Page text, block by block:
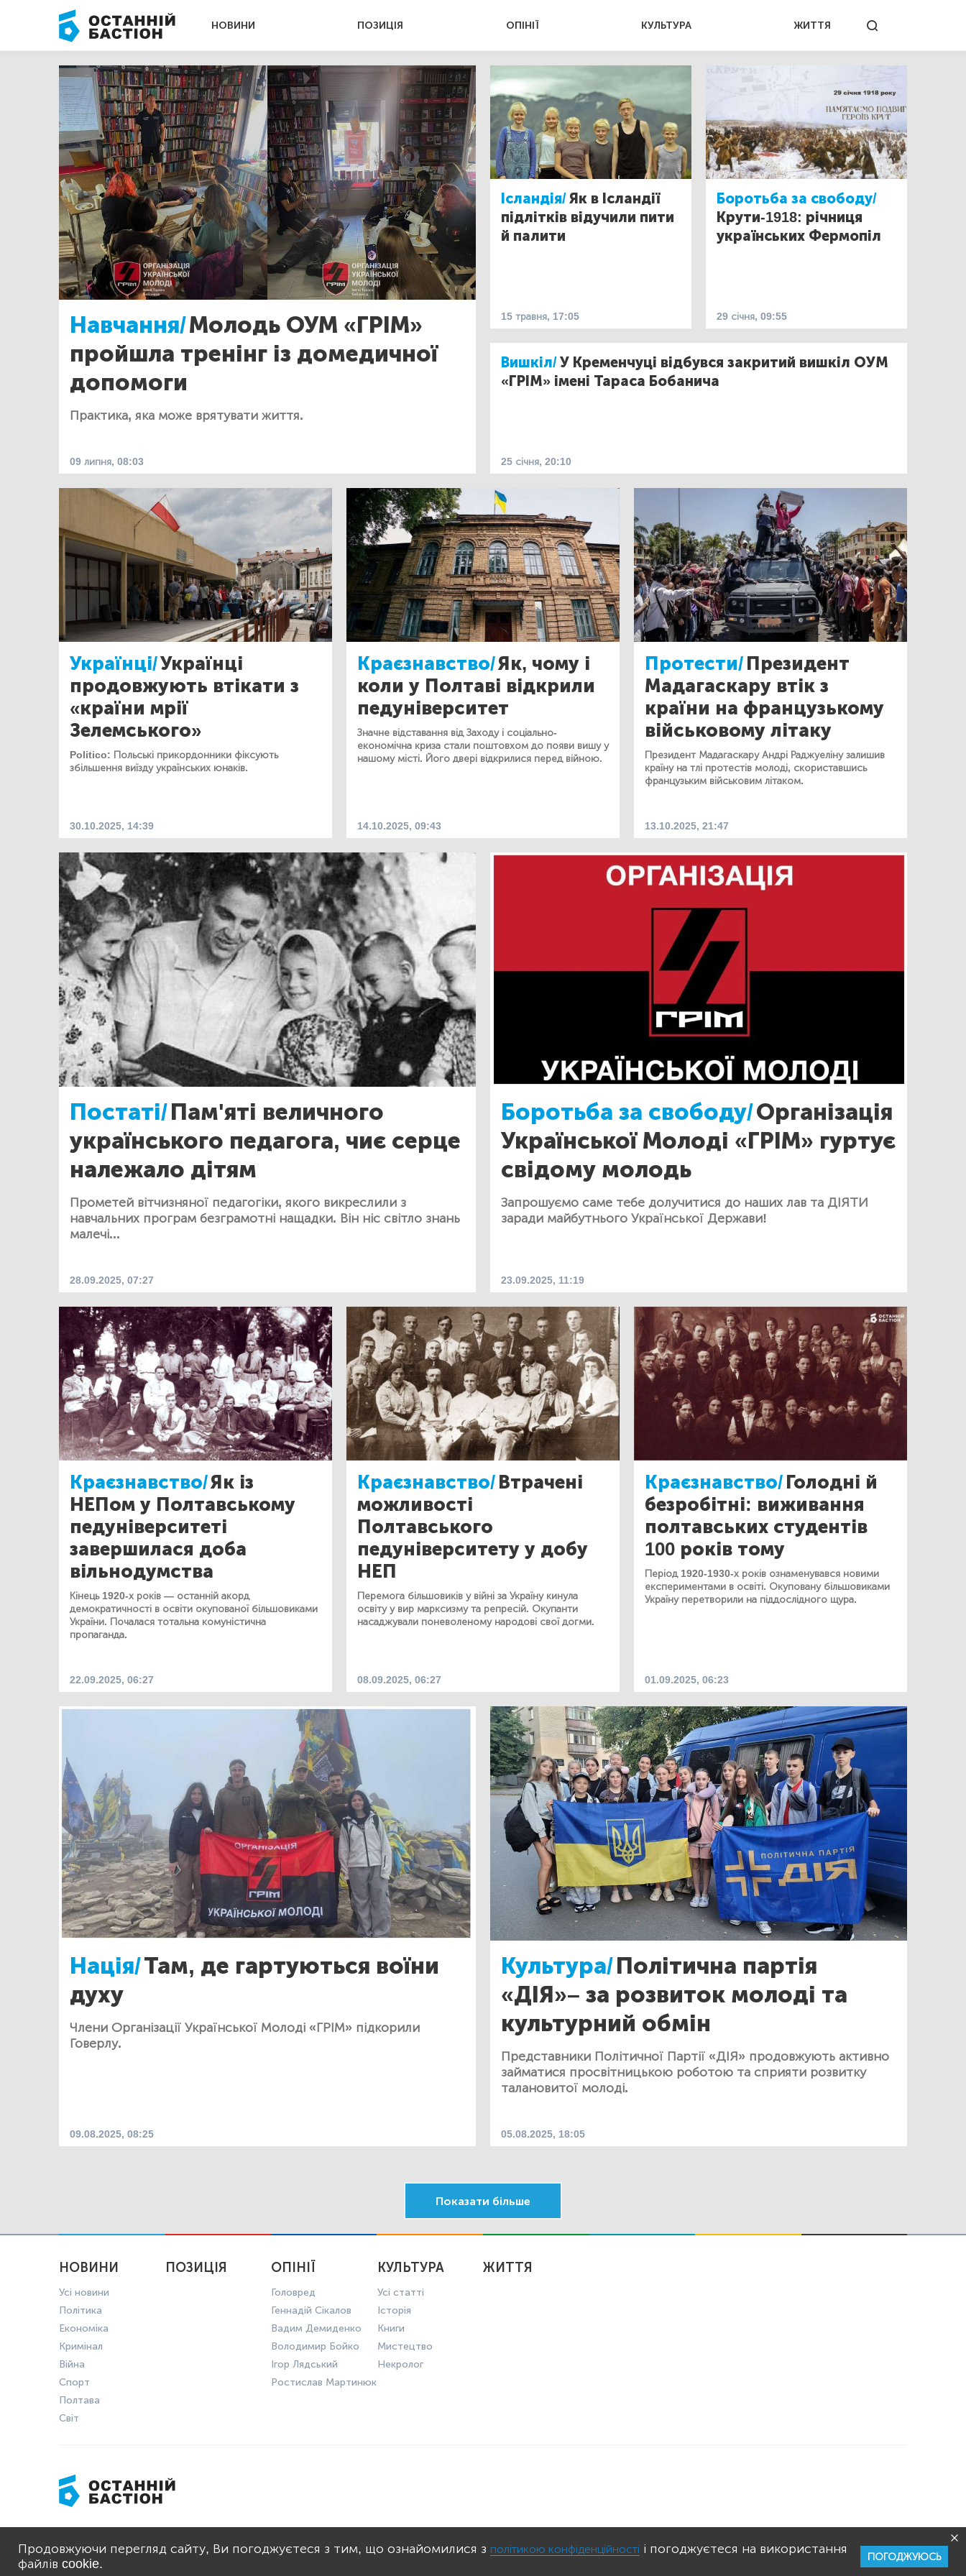
НОВИНИ ПОЗИЦІЯ ОПІНІЇ КУЛЬТУРА ЖИТТЯ
Навчання/Молодь ОУМ «ГРІМ»
пройшла тренінг із домедичної
допомоги
Практика, яка може врятувати життя.
09 липня, 08:03
Ісландія/Як в Ісландії
підлітків відучили пити
й палити
15 травня, 17:05
Боротьба за свободу/
Крути-1918: річниця
українських Фермопіл
29 січня, 09:55
Вишкіл/У Кременчуці відбувся закритий вишкіл ОУМ
«ГРІМ» імені Тараса Бобанича
25 січня, 20:10
Українці/Українці
продовжують втікати з
«країни мрії
Зелемського»
Politico: Польські прикордонники фіксують
збільшення виїзду українських юнаків.
30.10.2025, 14:39
Краєзнавство/Як, чому і
коли у Полтаві відкрили
педуніверситет
Значне відставання від Заходу і соціально-
економічна криза стали поштовхом до появи вишу у
нашому місті. Його двері відкрилися перед війною.
14.10.2025, 09:43
Протести/Президент
Мадагаскару втік з
країни на французькому
військовому літаку
Президент Мадагаскару Андрі Раджуеліну залишив
країну на тлі протестів молоді, скориставшись
французьким військовим літаком.
13.10.2025, 21:47
Постаті/Пам'яті величного
українського педагога, чиє серце
належало дітям
Прометей вітчизняної педагогіки, якого викреслили з
навчальних програм безграмотні нащадки. Він ніс світло знань
малечі...
28.09.2025, 07:27
Боротьба за свободу/Організація
Української Молоді «ГРІМ» гуртує
свідому молодь
Запрошуємо саме тебе долучитися до наших лав та ДІЯТИ
заради майбутнього Української Держави!
23.09.2025, 11:19
Краєзнавство/Як із
НЕПом у Полтавському
педуніверситеті
завершилася доба
вільнодумства
Кінець 1920-х років — останній акорд
демократичності в освіти окупованої більшовиками
України. Почалася тотальна комуністична
пропаганда.
22.09.2025, 06:27
Краєзнавство/Втрачені
можливості
Полтавського
педуніверситету у добу
НЕП
Перемога більшовиків у війні за Україну кинула
освіту у вир марксизму та репресій. Окупанти
насаджували поневоленому народові свої догми.
08.09.2025, 06:27
Краєзнавство/Голодні й
безробітні: виживання
полтавських студентів
100 років тому
Період 1920-1930-х років ознаменувався новими
експериментами в освіті. Окуповану більшовиками
Україну перетворили на піддослідного щура.
01.09.2025, 06:23
Нація/Там, де гартуються воїни
духу
Члени Організації Української Молоді «ГРІМ» підкорили
Говерлу.
09.08.2025, 08:25
Культура/Політична партія
«ДІЯ»– за розвиток молоді та
культурний обмін
Представники Політичної Партії «ДІЯ» продовжують активно
займатися просвітницькою роботою та сприяти розвитку
талановитої молоді.
05.08.2025, 18:05
Показати більше
НОВИНИ
Усі новини
Політика
Економіка
Кримінал
Війна
Спорт
Полтава
Світ
ПОЗИЦІЯ ОПІНІЇ
Головред
Геннадій Сікалов
Вадим Демиденко
Володимир Бойко
Ігор Лядський
Ростислав Мартинюк
КУЛЬТУРА
Усі статті
Історія
Книги
Мистецтво
Некролог
ЖИТТЯ
ПОЛІТИКА КОНФІДЕНЦІЙНОСТІ ПРАВИЛА КОРИСТУВАННЯ
Продовжуючи перегляд сайту, Ви погоджуєтеся з тим, що ознайомилися з політикою конфіденційності і погоджуєтеся на використання
файлів cookie.
ПОГОДЖУЮСЬ